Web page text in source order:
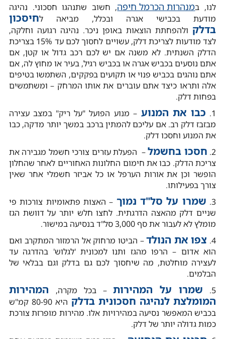
לנו, במנהרות הכרמל חיפה, חשוב שתנהגו חסכוני. נהיגה
מודעת בכבישי אגרה ובכלל, מביאה לחיסכון
בדלק ולהפחתת הוצאות באופן ניכר. נהיגה רגועה וחלקה,
לצד מודעות לצריכת דלק, עשויים לחסוך לכם עד 15% בצריכת
הדלק השנתית. לא משנה אם יש לכם רכב גדול או קטן, אם
אתם נוסעים בכביש אגרה או בכביש רגיל, בעיר או מחוץ לה, אם
אתם נוהגים בכביש פנוי או תקועים בפקקים, השתמשו בטיפים
אלה ותראו כיצד אתם עוברים את אותו המרחק – ומשתמשים
בפחות דלק.
1. כבו את המנוע– מנוע הפועל "על ריק" במצב עצירה
מבזבז דלק רב. אם עליכם להמתין ברכב במשך יותר מדקה, כבו
את המנוע וחסכו דלק.
2. חסכו בחשמל– הפעלת עזרים צורכי חשמל מגבירה את
צריכת הדלק. כבו את חימום החלונות האחוריים לאחר שהחלון
הופשר וכן את אורות הערפל או כל אביזר חשמלי אחר שאין
צורך בפעילותו.
3. שמרו על סל"ד נמוך – האצות פתאומיות צורכות פי
שניים דלק מהאצה הדרגתית. לחצו חלש יותר על דוושת הגז
מומלץ לא לעבור את סף 3,000 סל"ד בנסיעה במישור.
4. צפו את הנולד– הביטו מרחוק אל הרמזור המתקרב ואם
הוא אדום – הרפו מהגז ותנו למכונית 'לגלוש' בהדרגה עד
לעצירה מוחלטת, מה שיחסוך לכם גם בדלק וגם בבלאי של
הבלמים.
5.
שמרו על המהירות– בכל מקרה,
המהירות
המומלצת לנהיגה חסכונית בדלק
היא 80-90 קמ"ש
בכביש המאפשר נסיעה במהירויות אלו. מהירות מופרזת צורכת
כמות גדולה יותר של דלק.